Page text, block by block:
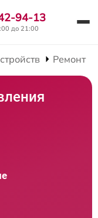
94-13
до 21:00
Ремонт